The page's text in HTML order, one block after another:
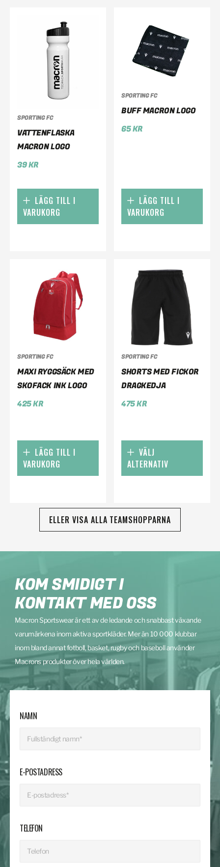
SPORTING FC
VATTENFLASKA
MACRON LOGO
39KR
LÄGG TILL I
VARUKORG
SPORTING FC
BUFF MACRON LOGO
65KR
LÄGG TILL I
VARUKORG
SPORTING FC
MAXI RYGGSÄCK MED
SKOFACK INK LOGO
425KR
LÄGG TILL I
VARUKORG
SPORTING FC
SHORTS MED FICKOR
DRAGKEDJA
475KR
VÄLJ
ALTERNATIV
ELLER VISA ALLA TEAMSHOPPARNA
KOM SMIDIGT I
KONTAKT MED OSS
Macron Sportswear är ett av de ledande och snabbast växande
varumärkena inom aktiva sportkläder. Mer än 10 000 klubbar
inom bland annat fotboll, basket, rugby och baseboll använder
Macrons produkter över hela världen.
NAMN
E-POSTADRESS
TELEFON